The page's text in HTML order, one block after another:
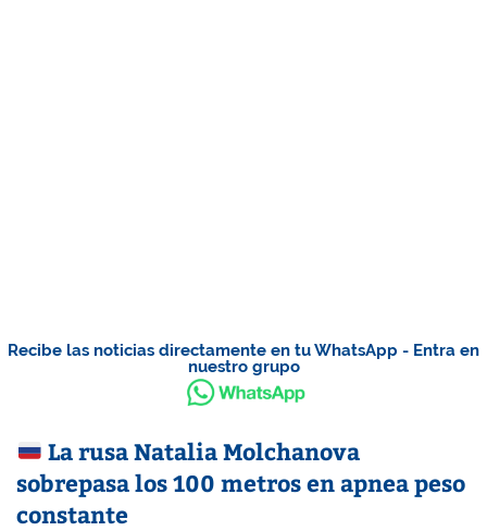
Recibe las noticias directamente en tu WhatsApp - Entra en
nuestro grupo
La rusa Natalia Molchanova
sobrepasa los 100 metros en apnea peso
constante